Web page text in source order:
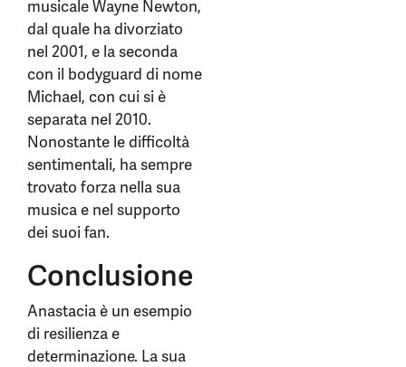
musicale Wayne Newton,
dal quale ha divorziato
nel 2001, e la seconda
con il bodyguard di nome
Michael, con cui si è
separata nel 2010.
Nonostante le difficoltà
sentimentali, ha sempre
trovato forza nella sua
musica e nel supporto
dei suoi fan.
Conclusione
Anastacia è un esempio
di resilienza e
determinazione. La sua